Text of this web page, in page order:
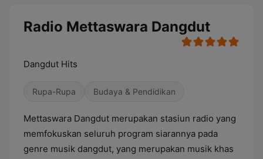
Radio Mettaswara Dangdut
Dangdut Hits
Rupa-Rupa Budaya & Pendidikan
Mettaswara Dangdut merupakan stasiun radio yang
memfokuskan seluruh program siarannya pada
genre musik dangdut, yang merupakan musik khas